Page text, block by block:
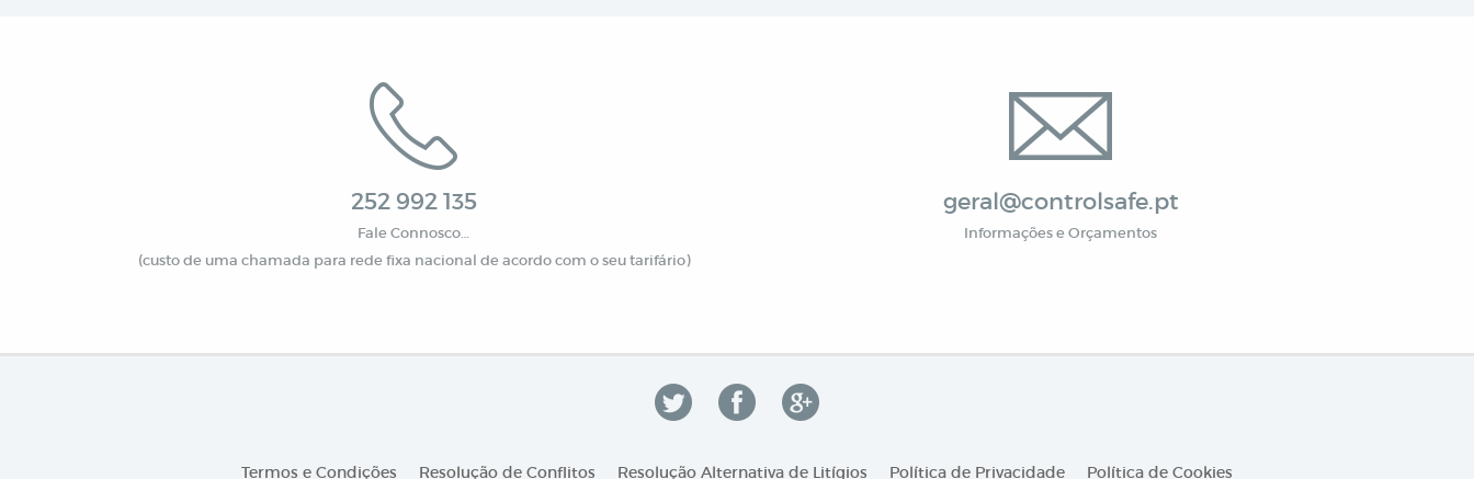
252 992 135
Fale Connosco…
(custo de uma chamada para rede fixa nacional de acordo com o seu tarifário)
geral@controlsafe.pt
Informações e Orçamentos
Termos e Condições Resolução de Conflitos Resolução Alternativa de Litígios Política de Privacidade Política de Cookies